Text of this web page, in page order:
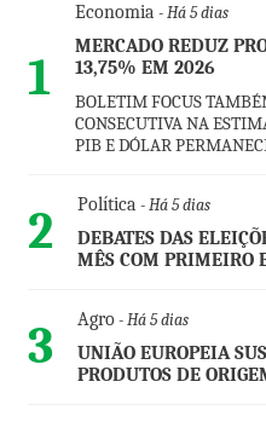
1
Economia - Há 5 dias
MERCADO REDUZ
13,75% EM 2026
BOLETIM FOCUS
CONSECUTIVA NA
PIB E DÓLAR
2 Política - Há 5 dias
DEBATES DAS
MÊS COM PRIMEIRO
3 Agro- Há 5 dias
UNIÃO EUROPEIA
PRODUTOS DE